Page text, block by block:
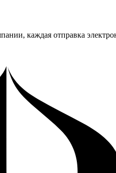
каждая отправка